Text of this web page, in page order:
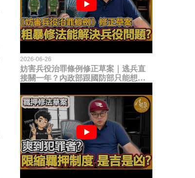
2026-06-26
妨害兵役治罪條例修正草案｜逃兵直
接關一年？內政部跟國防部只能想到
題？